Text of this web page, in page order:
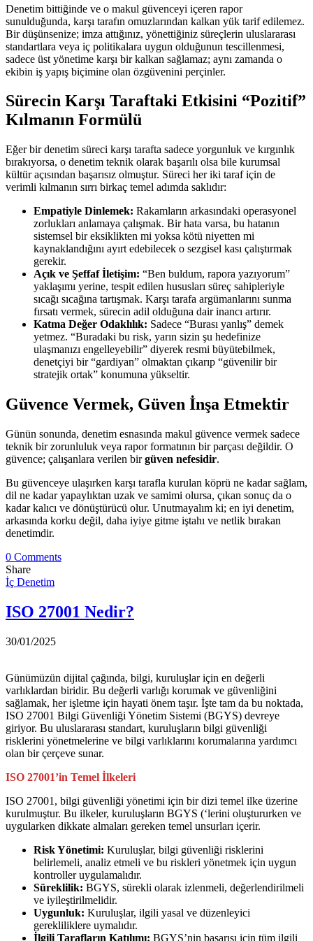
Denetim bittiğinde ve o makul güvenceyi içeren rapor
sunulduğunda, karşı tarafın omuzlarından kalkan yük tarif edilemez.
Bir düşünsenize; imza attığınız, yönettiğiniz süreçlerin uluslararası
standartlara veya iç politikalara uygun olduğunun tescillenmesi,
sadece üst yönetime karşı bir kalkan sağlamaz; aynı zamanda o
ekibin iş yapış biçimine olan özgüvenini perçinler.
Sürecin Karşı Taraftaki Etkisini “Pozitif”
Kılmanın Formülü
Eğer bir denetim süreci karşı tarafta sadece yorgunluk ve kırgınlık
bırakıyorsa, o denetim teknik olarak başarılı olsa bile kurumsal
kültür açısından başarısız olmuştur. Süreci her iki taraf için de
verimli kılmanın sırrı birkaç temel adımda saklıdır:
Empatiyle Dinlemek: Rakamların arkasındaki operasyonel
zorlukları anlamaya çalışmak. Bir hata varsa, bu hatanın
sistemsel bir eksiklikten mi yoksa kötü niyetten mi
kaynaklandığını ayırt edebilecek o sezgisel kası çalıştırmak
gerekir.
Açık ve Şeffaf İletişim: “Ben buldum, rapora yazıyorum”
yaklaşımı yerine, tespit edilen hususları süreç sahipleriyle
sıcağı sıcağına tartışmak. Karşı tarafa argümanlarını sunma
fırsatı vermek, sürecin adil olduğuna dair inancı artırır.
Katma Değer Odaklılık: Sadece “Burası yanlış” demek
yetmez. “Buradaki bu risk, yarın sizin şu hedefinize
ulaşmanızı engelleyebilir” diyerek resmi büyütebilmek,
denetçiyi bir “gardiyan” olmaktan çıkarıp “güvenilir bir
stratejik ortak” konumuna yükseltir.
Güvence Vermek, Güven İnşa Etmektir
Günün sonunda, denetim esnasında makul güvence vermek sadece
teknik bir zorunluluk veya rapor formatının bir parçası değildir. O
güvence; çalışanlara verilen birgüven nefesidir.
Bu güvenceye ulaşırken karşı tarafla kurulan köprü ne kadar sağlam,
dil ne kadar yapaylıktan uzak ve samimi olursa, çıkan sonuç da o
kadar kalıcı ve dönüştürücü olur. Unutmayalım ki; en iyi denetim,
arkasında korku değil, daha iyiye gitme iştahı ve netlik bırakan
denetimdir.
0 Comments
Share
İç Denetim
ISO 27001 Nedir?
30/01/2025
Günümüzün dijital çağında, bilgi, kuruluşlar için en değerli
varlıklardan biridir. Bu değerli varlığı korumak ve güvenliğini
sağlamak, her işletme için hayati önem taşır. İşte tam da bu noktada,
ISO 27001 Bilgi Güvenliği Yönetim Sistemi (BGYS) devreye
giriyor. Bu uluslararası standart, kuruluşların bilgi güvenliği
risklerini yönetmelerine ve bilgi varlıklarını korumalarına yardımcı
olan bir çerçeve sunar.
ISO 27001’in Temel İlkeleri
ISO 27001, bilgi güvenliği yönetimi için bir dizi temel ilke üzerine
kurulmuştur. Bu ilkeler, kuruluşların BGYS (‘lerini oluştururken ve
uygularken dikkate almaları gereken temel unsurları içerir.
Risk Yönetimi: Kuruluşlar, bilgi güvenliği risklerini
belirlemeli, analiz etmeli ve bu riskleri yönetmek için uygun
kontroller uygulamalıdır.
Süreklilik: BGYS, sürekli olarak izlenmeli, değerlendirilmeli
ve iyileştirilmelidir.
Uygunluk: Kuruluşlar, ilgili yasal ve düzenleyici
gerekliliklere uymalıdır.
İlgili Tarafların Katılımı: BGYS’nin başarısı için tüm ilgili